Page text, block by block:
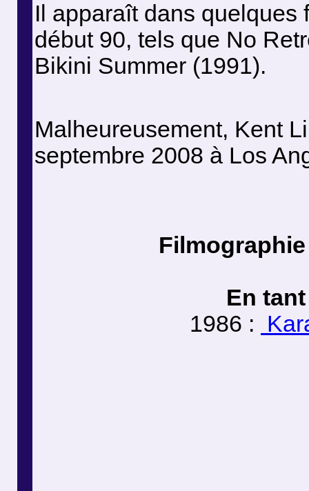
Il apparaît dans quelques
début 90, tels que No
Bikini Summer (1991).
Malheureusement, Kent
septembre 2008 à Los
En
1986 :